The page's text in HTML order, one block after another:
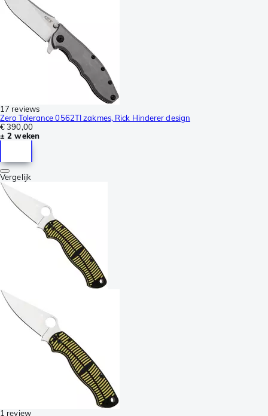
17 reviews
Zero Tolerance 0562TI zakmes, Rick Hinderer design
€ 390,00
± 2 weken
Vergelijk
1 review